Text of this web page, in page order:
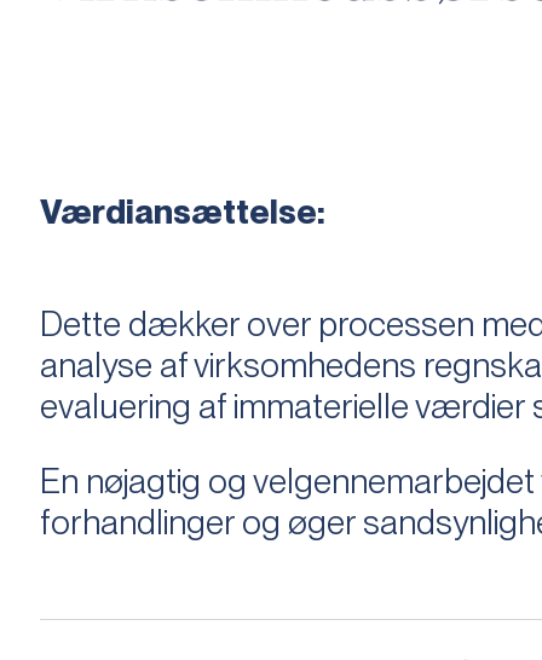
Værdiansættelse:
Dette dækker over processen
analyse af virksomhedens
evaluering af immaterielle
En nøjagtig og
forhandlinger og øger